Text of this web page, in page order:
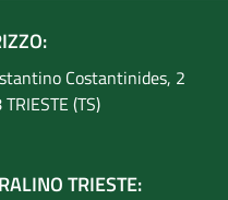
Costantinides, 2
(TS)
TRIESTE: